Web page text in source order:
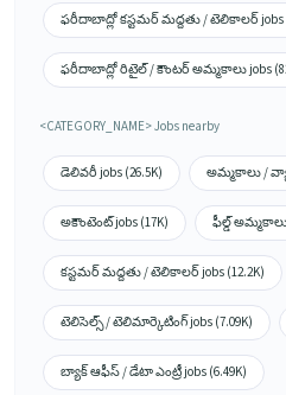
ఫరీదాబాద్లో కస్టమర్ మద్దతు / టెలికాలర్ jobs
ఫరీదాబాద్లో రిటైల్ / కౌంటర్ అమ్మకాలు jobs
<CATEGORY_NAME> Jobs nearby
డెలివరీ jobs (26.5K) అమ్మకాలు /
అకౌంటెంట్ jobs (17K) ఫీల్డ్ అమ్మకాలు
కస్టమర్ మద్దతు / టెలికాలర్ jobs (12.2K)
టెలిసెల్స్ / టెలిమార్కెటింగ్ jobs (7.09K)
బ్యాక్ ఆఫీస్ / డేటా ఎంట్రీ jobs (6.49K)